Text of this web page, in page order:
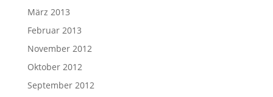
März 2013
Februar 2013
November 2012
Oktober 2012
September 2012